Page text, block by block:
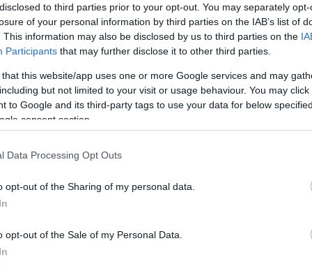
to third parties prior to your opt-out. You may separately
of your personal information by third parties on the IAB’s list of
This information may also be disclosed by us to third parties on the
Participants that may further disclose it to other third parties.
that this website/app uses one or more Google services and may
but not limited to your visit or usage behaviour. You may
to Google and its third-party tags to use your data for below
consent section.
Data Processing Opt Outs
opt-out of the Sharing of my personal data.
opt-out of the Sale of my Personal Data.
a szakítás annak ellenére is, hogy
is. A Ducati egyetlen világbajnoka,
a bejelentés kapcsán: „Ez csak az én
engedheti meg magának, hogy elveszítsen
Úgy gondolom, egy ponton rá kell
a szélcsatorna az, amely hozza az
that it’s the rider, not wind tunnels